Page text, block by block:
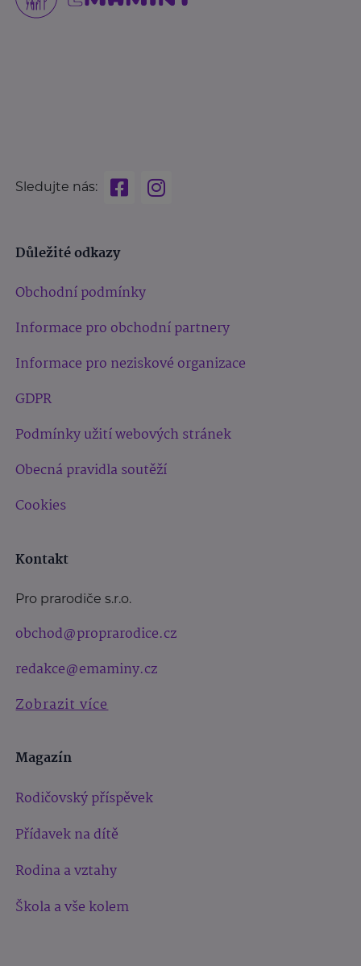
Sledujte nás:
Důležité odkazy
Obchodní podmínky
Informace pro obchodní partnery
Informace pro neziskové organizace
GDPR
Podmínky užití webových stránek
Obecná pravidla soutěží
Cookies
Kontakt
Pro prarodiče s.r.o.
obchod@proprarodice.cz
redakce@emaminy.cz
Zobrazit více
Magazín
Rodičovský příspěvek
Přídavek na dítě
Rodina a vztahy
Škola a vše kolem